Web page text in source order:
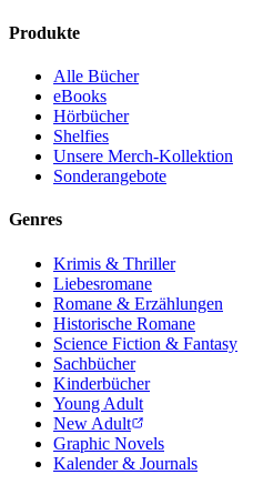
Produkte
Alle Bücher
eBooks
Hörbücher
Shelfies
Unsere Merch-Kollektion
Sonderangebote
Genres
Krimis & Thriller
Liebesromane
Romane & Erzählungen
Historische Romane
Science Fiction & Fantasy
Sachbücher
Kinderbücher
Young Adult
New Adult
Graphic Novels
Kalender & Journals